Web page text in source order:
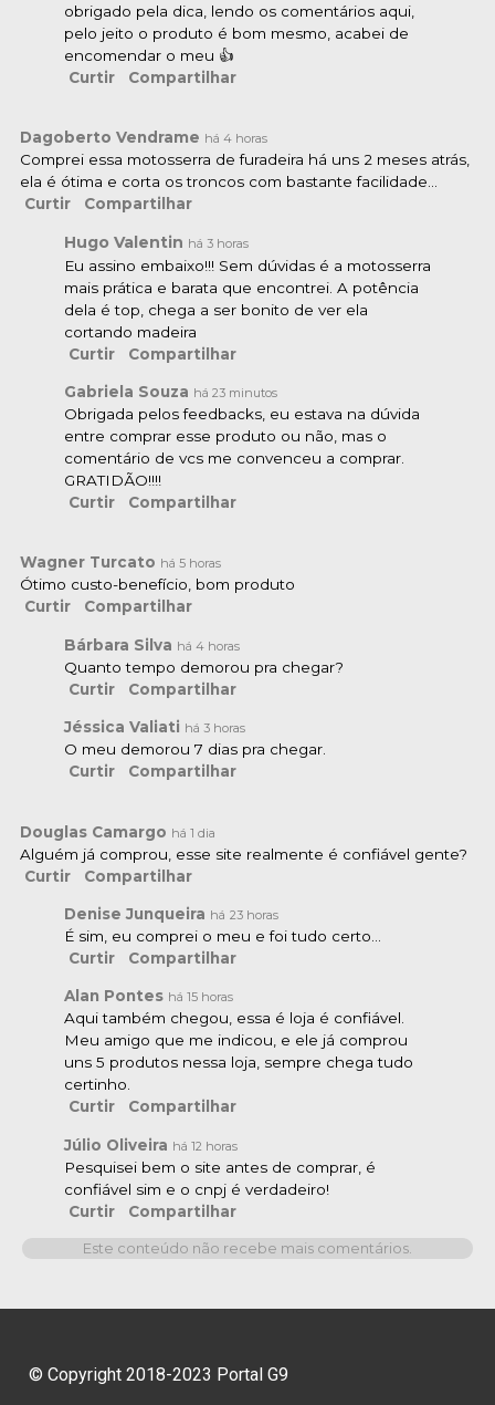
obrigado pela dica, lendo os comentários aqui,
pelo jeito o produto é bom mesmo, acabei de
encomendar o meu 👍
Curtir
Compartilhar
Dagoberto Vendrame há 4 horas
Comprei essa motosserra de furadeira há uns 2 meses atrás,
ela é ótima e corta os troncos com bastante facilidade…
Curtir
Compartilhar
Hugo Valentin há 3 horas
Eu assino embaixo!!! Sem dúvidas é a motosserra
mais prática e barata que encontrei. A potência
dela é top, chega a ser bonito de ver ela
cortando madeira
Curtir
Compartilhar
Gabriela Souza há 23 minutos
Obrigada pelos feedbacks, eu estava na dúvida
entre comprar esse produto ou não, mas o
comentário de vcs me convenceu a comprar.
GRATIDÃO!!!!
Curtir
Compartilhar
Wagner Turcato há 5 horas
Ótimo custo-benefício, bom produto
Curtir
Compartilhar
Bárbara Silva há 4 horas
Quanto tempo demorou pra chegar?
Curtir
Compartilhar
Jéssica Valiati há 3 horas
O meu demorou 7 dias pra chegar.
Curtir
Compartilhar
Douglas Camargo há 1 dia
Alguém já comprou, esse site realmente é confiável gente?
Curtir
Compartilhar
Denise Junqueira há 23 horas
É sim, eu comprei o meu e foi tudo certo…
Curtir
Compartilhar
Alan Pontes há 15 horas
Aqui também chegou, essa é loja é confiável.
Meu amigo que me indicou, e ele já comprou
uns 5 produtos nessa loja, sempre chega tudo
certinho.
Curtir
Compartilhar
Júlio Oliveira há 12 horas
Pesquisei bem o site antes de comprar, é
confiável sim e o cnpj é verdadeiro!
Curtir
Compartilhar
Este conteúdo não recebe mais comentários.
© Copyright 2018-2023 Portal G9